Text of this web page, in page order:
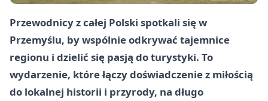
Przewodnicy z całej Polski spotkali się w
Przemyślu, by wspólnie odkrywać tajemnice
regionu i dzielić się pasją do turystyki. To
wydarzenie, które łączy doświadczenie z miłością
do lokalnej historii i przyrody, na długo